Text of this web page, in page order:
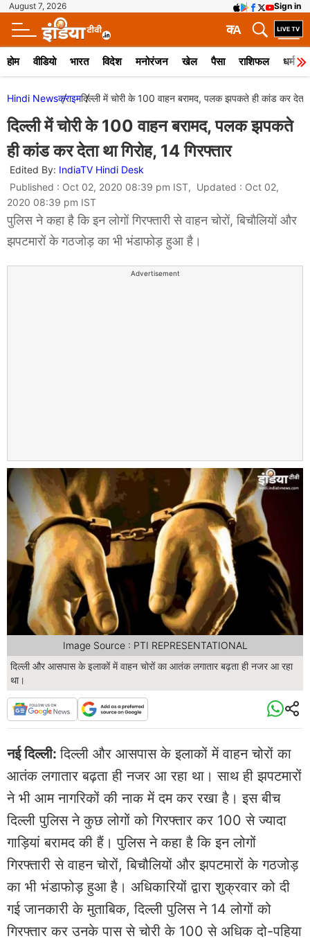
August 7, 2026 Sign in
A
क
होम वीडियो भारत विदेश मनोरंजन खेल पैसा राशिफल धर्म
Hindi Newsक्राइमदिल्ली में चोरी के 100 वाहन बरामद, पलक झपकते ही कांड कर देता
दिल्ली में चोरी के 100 वाहन बरामद, पलक झपकते
ही कांड कर देता था गिरोह, 14 गिरफ्तार
Edited By: IndiaTV Hindi Desk
Published : Oct 02, 2020 08:39 pm IST, Updated : Oct 02,
2020 08:39 pm IST
पुलिस ने कहा है कि इन लोगों गिरफ्तारी से वाहन चोरों, बिचौलियों और
झपटमारों के गठजोड़ का भी भंडाफोड़ हुआ है।
Advertisement
दिल्ली और आसपास के इलाकों में वाहन चोरों का आतंक लगातार बढ़ता ही नजर आ रहा
था।
Image Source : PTI REPRESENTATIONAL
नई दिल्ली:दिल्ली और आसपास के इलाकों में वाहन चोरों का
आतंक लगातार बढ़ता ही नजर आ रहा था। साथ ही झपटमारों
ने भी आम नागरिकों की नाक में दम कर रखा है। इस बीच
दिल्ली पुलिस ने कुछ लोगों को गिरफ्तार कर 100 से ज्यादा
गाड़ियां बरामद की हैं। पुलिस ने कहा है कि इन लोगों
गिरफ्तारी से वाहन चोरों, बिचौलियों और झपटमारों के गठजोड़
का भी भंडाफोड़ हुआ है। अधिकारियों द्वारा शुक्रवार को दी
गई जानकारी के मुताबिक, दिल्ली पुलिस ने 14 लोगों को
गिरफ्तार कर उनके पास से चोरी के 100 से अधिक दो-पहिया